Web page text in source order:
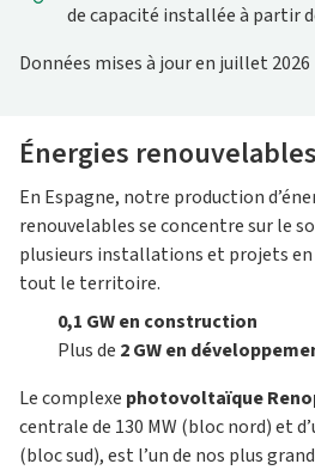
de capacité installée à partir
Données mises à jour en juillet 2026
Énergies renouvelables
En Espagne, notre production
renouvelables se concentre sur le
plusieurs installations et projets
tout le territoire.
0,1 GW en construction
Plus de 2 GW en
Le complexe photovoltaïque
centrale de 130 MW (bloc nord) et
(bloc sud), est l’un de nos plus